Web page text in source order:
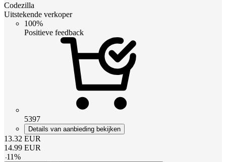
Codezilla
Uitstekende verkoper
100%
Positieve feedback
5397
Details van aanbieding bekijken
13.32 EUR
14.99 EUR
-11%